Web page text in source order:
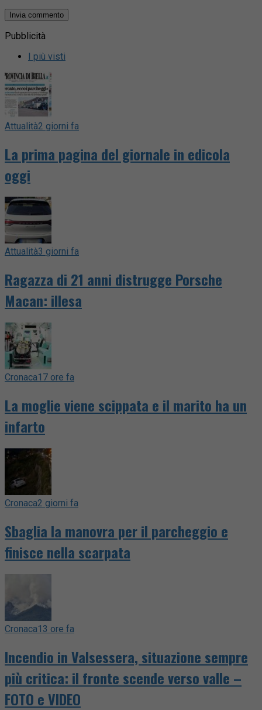
Pubblicità
I più visti
Attualità2 giorni fa
La prima pagina del giornale in edicola
oggi
Attualità3 giorni fa
Ragazza di 21 anni distrugge Porsche
Macan: illesa
Cronaca17 ore fa
La moglie viene scippata e il marito ha un
infarto
Cronaca2 giorni fa
Sbaglia la manovra per il parcheggio e
finisce nella scarpata
Cronaca13 ore fa
Incendio in Valsessera, situazione sempre
più critica: il fronte scende verso valle –
FOTO e VIDEO